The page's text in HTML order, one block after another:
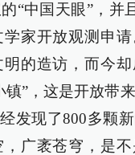
“中国天眼”，并
学家开放观测申
的造访，而今
”，这是开放带
发现了800多颗新
广袤苍穹，是